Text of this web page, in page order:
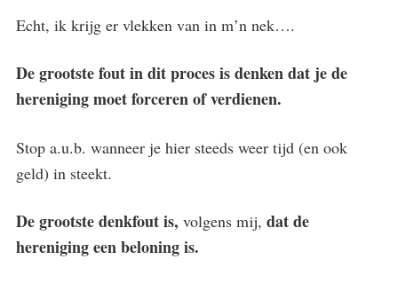
Echt, ik krijg er vlekken van in m’n nek….
De grootste fout in dit proces is denken dat je de
hereniging moet forceren of verdienen.
Stop a.u.b. wanneer je hier steeds weer tijd (en ook
geld) in steekt.
De grootste denkfout is, volgens mij, dat de
hereniging een beloning is.